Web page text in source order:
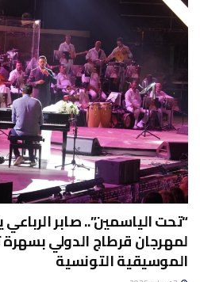
“تحت الياسمين”.. صابر
لمهرجان قرطاج الدولي
الموسيقية التونسية